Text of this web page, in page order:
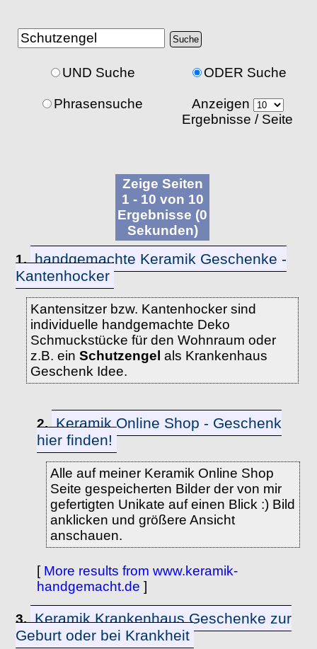
UND Suche
Phrasensuche
ODER Suche
Anzeigen
Ergebnisse / Seite
Zeige Seiten
1 - 10 von 10
Ergebnisse (0
Sekunden)
1. handgemachte Keramik Geschenke -
Kantenhocker
Kantensitzer bzw. Kantenhocker sind
individuelle handgemachte Deko
Schmuckstücke für den Wohnraum oder
z.B. ein Schutzengel als Krankenhaus
Geschenk Idee.
2. Keramik Online Shop - Geschenk
hier finden!
Alle auf meiner Keramik Online Shop
Seite gespeicherten Bilder der von mir
gefertigten Unikate auf einen Blick :) Bild
anklicken und größere Ansicht
anschauen.
[ More results from www.keramik-
handgemacht.de ]
3. Keramik Krankenhaus Geschenke zur
Geburt oder bei Krankheit